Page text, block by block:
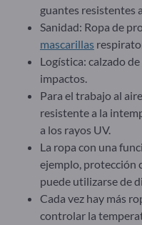
guantes resistentes
Sanidad: Ropa de
mascarillas
Logística: calzado
impactos.
Para el trabajo al
resistente a la
a los rayos UV.
La ropa con una
ejemplo, protección
puede utilizarse de
Cada vez hay más
controlar la